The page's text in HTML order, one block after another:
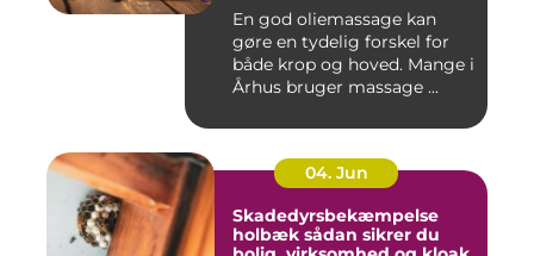
En god oliemassage kan
gøre en tydelig forskel for
både krop og hoved. Mange i
Århus bruger massage ...
04. Jun
Skadedyrsbekæmpelse
holbæk sådan sikrer du